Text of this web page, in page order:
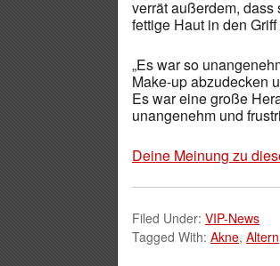
verrät außerdem,
fettige Haut in den
„Es war so
Make-up abzudecken
Es war eine große
unangenehm und
Deine Meinung zu
Filed Under: VIP-News
Tagged With: Akne, Altern